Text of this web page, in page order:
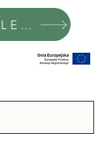
OFICJALNY SKLEP CAMFERO